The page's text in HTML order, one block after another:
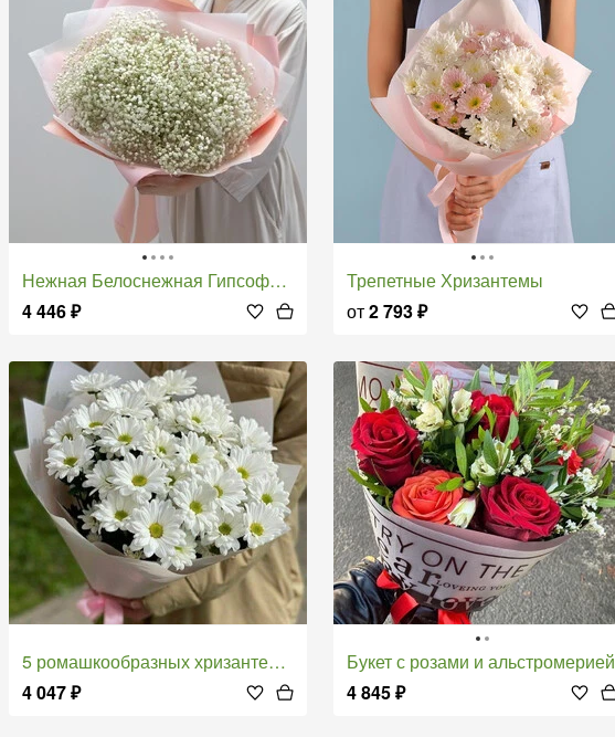
Нежная Белоснежная Гипсофила
4 446₽
Трепетные Хризантемы
от2 793₽
5 ромашкообразных хризантем в упаковке
4 047₽
Букет с розами и альстромерией
4 845₽